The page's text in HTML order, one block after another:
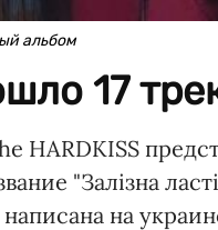
альбом
17
HARDKISS
"Залізна
на